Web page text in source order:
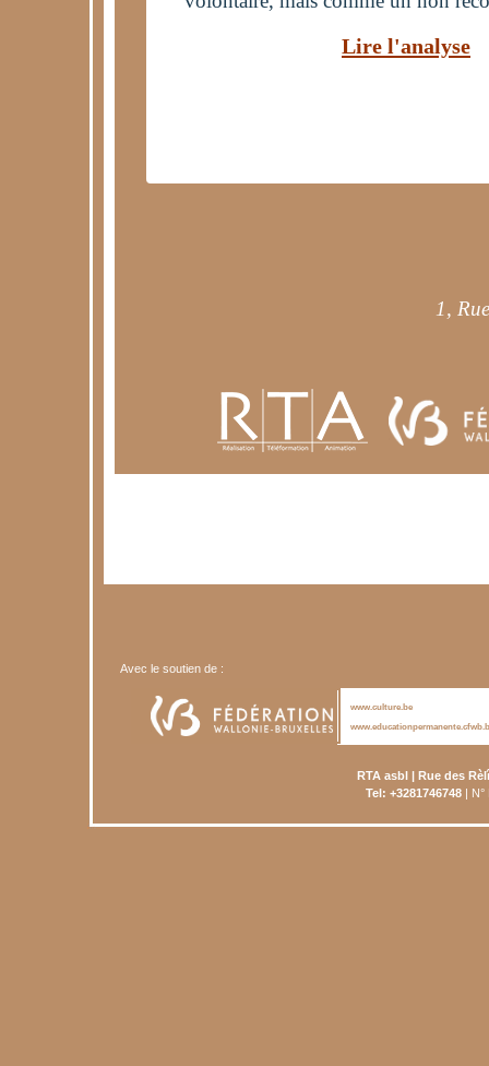
Avec le soutien de :
www.culture.be
RTA asbl | Rue des
Tel: +3281746748| N°